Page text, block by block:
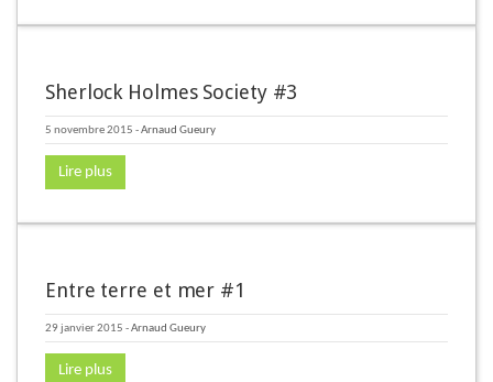
Sherlock Holmes Society #3
5 novembre 2015 -Arnaud Gueury
Lire plus
Entre terre et mer #1
29 janvier 2015 -Arnaud Gueury
Lire plus